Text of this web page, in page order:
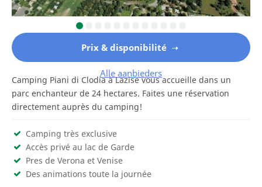
Prix & disponibilité
Alle aanbieders
Camping Piani di Clodia à Lazise vous accueille dans un
parc enchanteur de 24 hectares. Faites une réservation
directement auprès du camping!
Camping très exclusive
Accès privé au lac de Garde
Pres de Verona et Venise
Des animations toute la journée